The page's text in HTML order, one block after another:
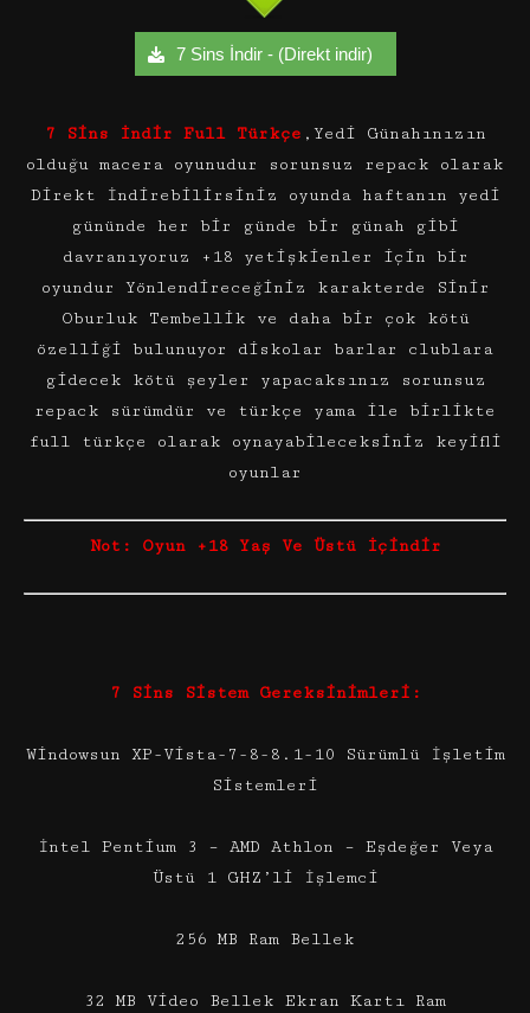
7 Sins İndir - (Direkt indir)
7 Sins İndir Full Türkçe ,Yedi Günahınızın
olduğu macera oyunudur sorunsuz repack olarak
Direkt İndirebilirsiniz oyunda haftanın yedi
gününde her bir günde bir günah gibi
davranıyoruz +18 yetişkienler için bir
oyundur Yönlendireceğiniz karakterde Sinir
Oburluk Tembellik ve daha bir çok kötü
özelliği bulunuyor diskolar barlar clublara
gidecek kötü şeyler yapacaksınız sorunsuz
repack sürümdür ve türkçe yama ile birlikte
full türkçe olarak oynayabileceksiniz keyifli
oyunlar
Not: Oyun +18 Yaş Ve Üstü İçindir
7 Sins Sistem Gereksinimleri:
Windowsun XP-Vista-7-8-8.1-10 Sürümlü İşletim
Sistemleri
İntel Pentium 3 – AMD Athlon – Eşdeğer Veya
Üstü 1 GHZ’li İşlemci
256 MB Ram Bellek
32 MB Video Bellek Ekran Kartı Ram